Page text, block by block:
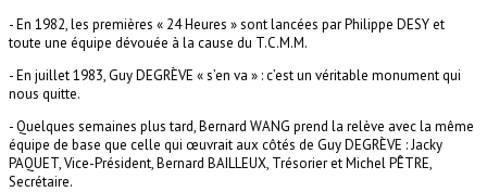
- En 1982, les premières « 24 Heures » sont lancées par Philippe DESY et
toute une équipe dévouée à la cause du T.C.M.M.
-En juillet 1983, Guy DEGRÈVE « s’en va » : c’est un véritable monument qui
nous quitte.
-Quelques semaines plus tard, Bernard WANG prend la relève avec la même
équipe de base que celle qui œuvrait aux côtés de Guy DEGRÈVE : Jacky
PAQUET, Vice-Président, Bernard BAILLEUX, Trésorier et Michel PÊTRE,
Secrétaire.